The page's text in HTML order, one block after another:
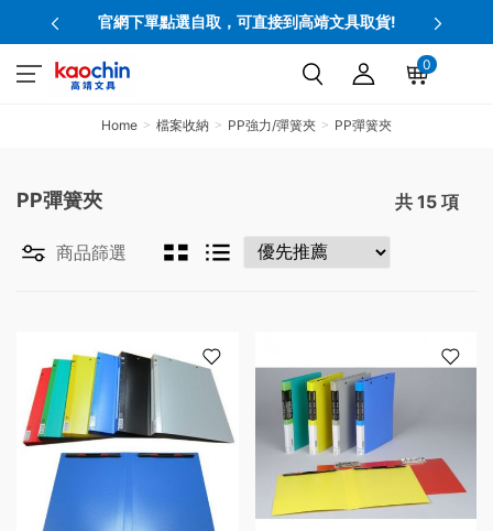
官網下單點選自取，可直接到高靖文具取貨!
0
Home 檔案收納 PP強力/彈簧夾 PP彈簧夾
PP彈簧夾 共 15 項
商品篩選